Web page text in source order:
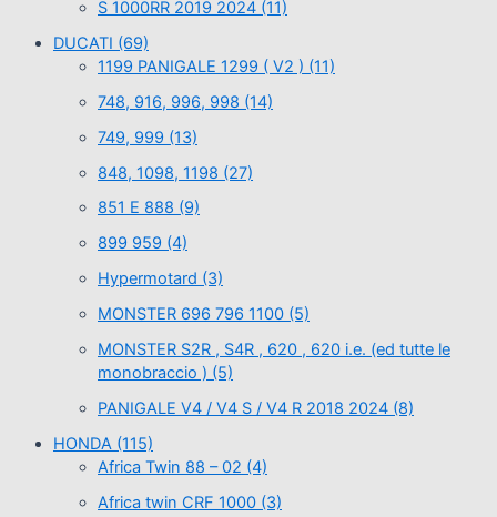
S 1000RR 2019 2024 (11)
DUCATI (69)
1199 PANIGALE 1299 ( V2 ) (11)
748, 916, 996, 998 (14)
749, 999 (13)
848, 1098, 1198 (27)
851 E 888 (9)
899 959 (4)
Hypermotard (3)
MONSTER 696 796 1100 (5)
MONSTER S2R , S4R , 620 , 620 i.e. (ed tutte le
monobraccio ) (5)
PANIGALE V4 / V4 S / V4 R 2018 2024 (8)
HONDA (115)
Africa Twin 88 – 02 (4)
Africa twin CRF 1000 (3)